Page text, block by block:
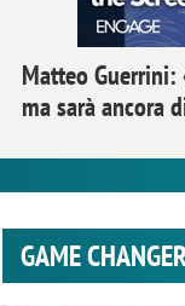
Matteo Guerrini:
ma sarà ancora
GAME